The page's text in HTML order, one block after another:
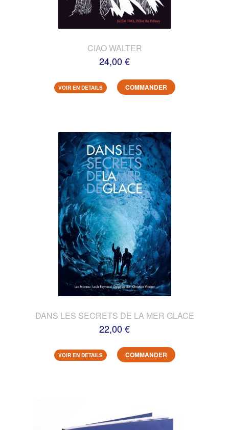
CIAO WALTER
24,00 €
VOIR EN DETAILS COMMANDER
DANS LES SECRETS DE LA MER GLACE
22,00 €
VOIR EN DETAILS COMMANDER